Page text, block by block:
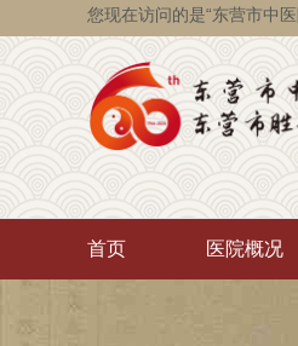
您现在访问的是“东营市中
首页 医院概况